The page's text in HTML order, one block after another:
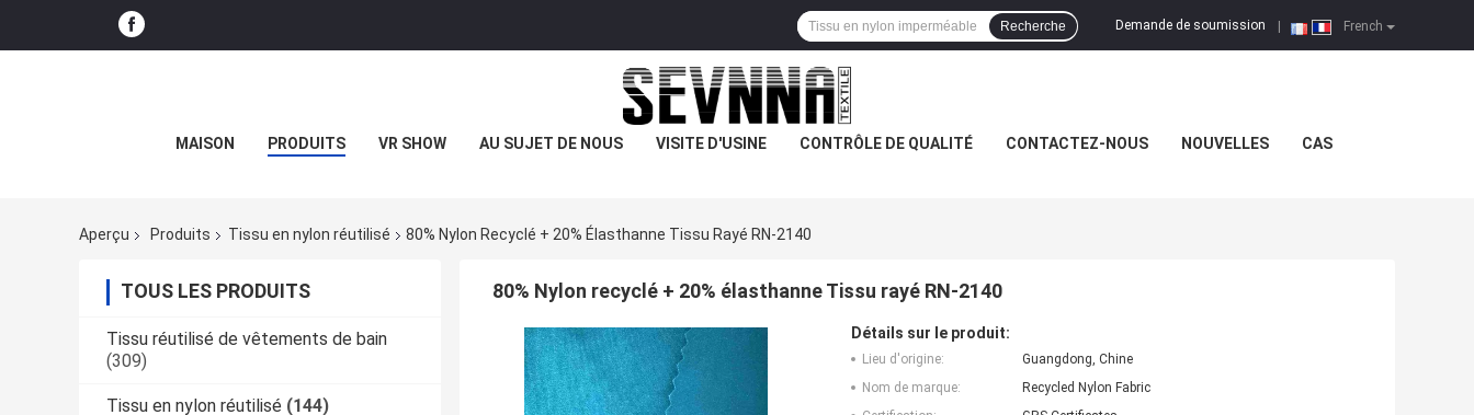
French
Demande de soumission
Recherche
MAISON PRODUITS VR SHOW AU SUJET DE NOUS VISITE D'USINE CONTRÔLE DE QUALITÉ CONTACTEZ-NOUS NOUVELLES CAS
Aperçu Produits Tissu en nylon réutilisé 80% Nylon Recyclé + 20% Élasthanne Tissu Rayé RN-2140
TOUS LES PRODUITS
Tissu réutilisé de vêtements de bain
(309)
Tissu en nylon réutilisé (144)
80% Nylon recyclé + 20% élasthanne Tissu rayé RN-2140
Détails sur le produit:
Lieu d'origine:
Guangdong, Chine
Nom de marque:
Recycled Nylon Fabric